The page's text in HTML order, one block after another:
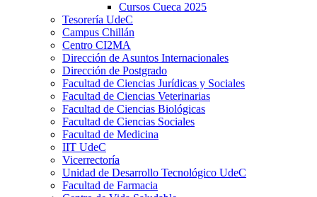
Cursos Cueca 2025
Tesorería UdeC
Campus Chillán
Centro CI2MA
Dirección de Asuntos Internacionales
Dirección de Postgrado
Facultad de Ciencias Jurídicas y Sociales
Facultad de Ciencias Veterinarias
Facultad de Ciencias Biológicas
Facultad de Ciencias Sociales
Facultad de Medicina
IIT UdeC
Vicerrectoría
Unidad de Desarrollo Tecnológico UdeC
Facultad de Farmacia